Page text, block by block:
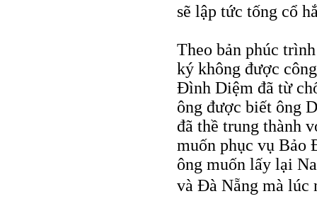
sẽ lập tức tống cổ
Theo bản phúc
ký không được
Đình Diệm đã từ
ông được biết ông
đã thề trung thành
muốn phục vụ Bảo
ông muốn lấy lại
và Đà Nẵng mà lúc